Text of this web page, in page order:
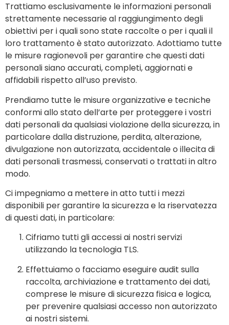
Trattiamo esclusivamente le informazioni personali
strettamente necessarie al raggiungimento degli
obiettivi per i quali sono state raccolte o per i quali il
loro trattamento è stato autorizzato. Adottiamo tutte
le misure ragionevoli per garantire che questi dati
personali siano accurati, completi, aggiornati e
affidabili rispetto all’uso previsto.
Prendiamo tutte le misure organizzative e tecniche
conformi allo stato dell’arte per proteggere i vostri
dati personali da qualsiasi violazione della sicurezza, in
particolare dalla distruzione, perdita, alterazione,
divulgazione non autorizzata, accidentale o illecita di
dati personali trasmessi, conservati o trattati in altro
modo.
Ci impegniamo a mettere in atto tutti i mezzi
disponibili per garantire la sicurezza e la riservatezza
di questi dati, in particolare:
Cifriamo tutti gli accessi ai nostri servizi
utilizzando la tecnologia TLS.
Effettuiamo o facciamo eseguire audit sulla
raccolta, archiviazione e trattamento dei dati,
comprese le misure di sicurezza fisica e logica,
per prevenire qualsiasi accesso non autorizzato
ai nostri sistemi.